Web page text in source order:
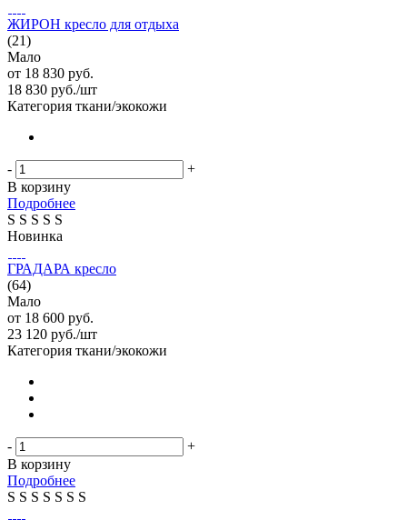
ЖИРОН кресло для отдыха
(21)
Мало
от 18 830 руб.
18 830 руб./шт
Категория ткани/экокожи
-
+
В корзину
Подробнее
S S S S S
Новинка
ГРАДАРА кресло
(64)
Мало
от 18 600 руб.
23 120 руб./шт
Категория ткани/экокожи
-
+
В корзину
Подробнее
S S S S S S S